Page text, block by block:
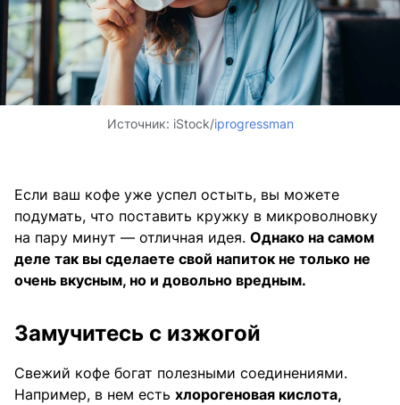
Источник: iStock/iprogressman
Если ваш кофе уже успел остыть, вы можете
подумать, что поставить кружку в микроволновку
на пару минут — отличная идея. Однако на самом
деле так вы сделаете свой напиток не только не
очень вкусным, но и довольно вредным.
Замучитесь с изжогой
Свежий кофе богат полезными соединениями.
Например, в нем есть хлорогеновая кислота,